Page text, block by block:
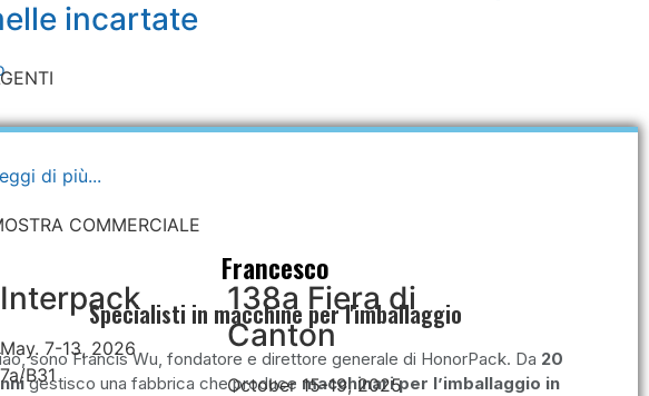
di più...
COMMERCIALE
Interpack
May. 7-13, 2026
7a/B31
138a Fiera di
Canton
October 15-19, 2025
di cuscini
verticale per il riempimento e la sigillatura dei moduli
incartate
Francesco
Specialisti in macchine per l'imballaggio
sono Francis Wu, fondatore e direttore generale di HonorPack. Da 20
gestisco una fabbrica che produce macchinari per l’imballaggio in